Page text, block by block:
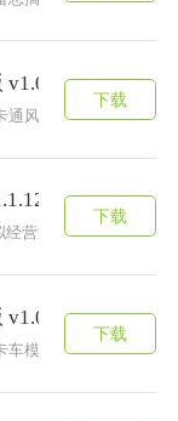
通风格的经营游戏，
下载
经营游戏，玩家将要
下载
车模拟驾驶游戏，游
下载